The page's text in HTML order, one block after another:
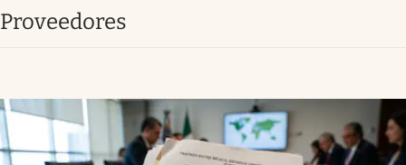
Infotechnology
proveedores